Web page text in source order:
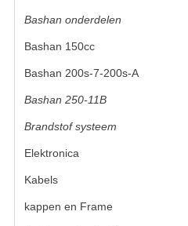
Bashan onderdelen
Bashan 150cc(36)
Bashan 200s-7-200s-A(481)
Bashan 250-11B(385)
Brandstof systeem
Elektronica
Kabels(8)
kappen en Frame